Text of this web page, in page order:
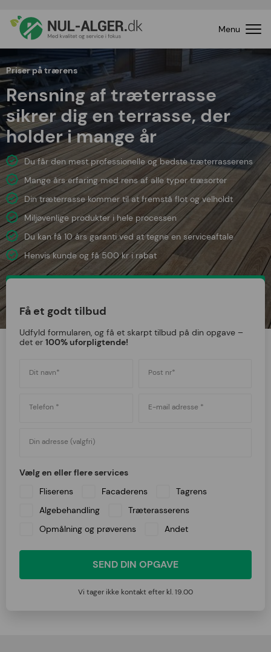
Menu
Priser på trærens
Rensning af træterrasse
sikrer dig en terrasse, der
holder i mange år
Du får den mest professionelle og bedste træterrasserens
Mange års erfaring med rens af alle typer træsorter
Din træterrasse kommer til at fremstå flot og velholdt
Miljøvenlige produkter i hele processen
Du kan få 10 års garanti ved at tegne en serviceaftale
Henvis kunde og få 500 kr i rabat
Få et godt tilbud
Udfyld formularen, og få et skarpt tilbud på din opgave –
det er 100% uforpligtende!
Dit navn* Post nr*
Telefon * E-mail adresse *
Din adresse (valgfri)
Vælg en eller flere services
Fliserens
Facaderens
Tagrens
Algebehandling
Træterasserens
Opmålning og prøverens
Andet
Vi tager ikke kontakt efter kl. 19.00